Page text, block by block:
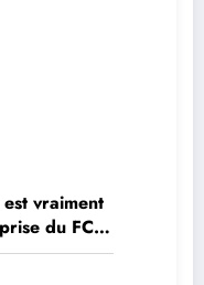
vraiment
du FC